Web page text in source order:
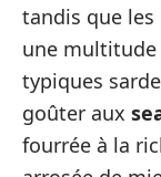
tandis que
une multitude
typiques
goûter aux
fourrée à la